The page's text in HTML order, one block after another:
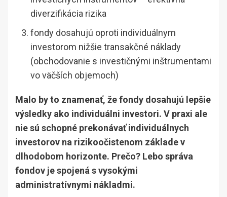
diverzifikácia rizika
fondy dosahujú oproti individuálnym
investorom nižšie transakčné náklady
(obchodovanie s investičnými inštrumentami
vo väčších objemoch)
Malo by to znamenať, že fondy dosahujú lepšie
výsledky ako individuálni investori. V praxi ale
nie sú schopné prekonávať individuálnych
investorov na rizikoočistenom základe v
dlhodobom horizonte. Prečo? Lebo správa
fondov je spojená s vysokými
administratívnymi nákladmi.